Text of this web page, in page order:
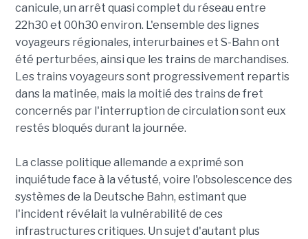
canicule, un arrêt quasi complet du réseau entre
22h30 et 00h30 environ. L'ensemble des lignes
voyageurs régionales, interurbaines et S-Bahn ont
été perturbées, ainsi que les trains de marchandises.
Les trains voyageurs sont progressivement repartis
dans la matinée, mais la moitié des trains de fret
concernés par l'interruption de circulation sont eux
restés bloqués durant la journée.
La classe politique allemande a exprimé son
inquiétude face à la vétusté, voire l'obsolescence des
systèmes de la Deutsche Bahn, estimant que
l'incident révélait la vulnérabilité de ces
infrastructures critiques. Un sujet d'autant plus